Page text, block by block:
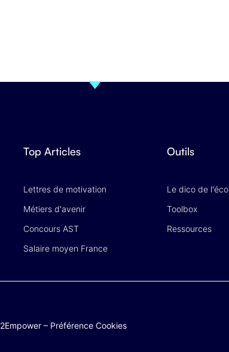
Top Articles
Lettres de motivation
Métiers d'avenir
Concours AST
Salaire moyen France
Outils
Le dico de l'éco
Toolbox
Ressources
2Empower – Préférence Cookies